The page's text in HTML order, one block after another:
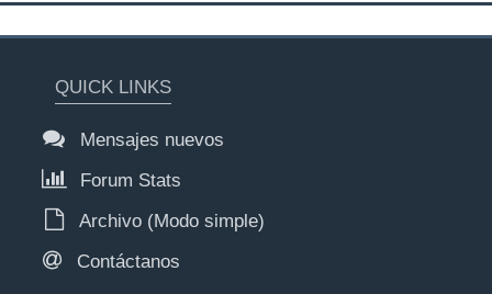
QUICK LINKS
Mensajes nuevos
Forum Stats
Archivo (Modo simple)
Contáctanos